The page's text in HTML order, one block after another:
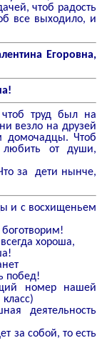
чтоб радость
все выходило, и
Егоровна,
чтоб труд был на
везло на друзей
домочадцы. Чтоб
любить от души,
за дети нынче,
и с восхищеньем
хороша,
побед!
номер нашей
деятельность
за собой, то есть